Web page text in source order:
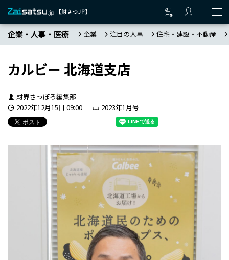
企業・人事・医療 企業 注目の人事 住宅・建設・不動産
カルビー 北海道支店
財界さっぽろ編集部
2022年12月15日 09:00
2023年1月号